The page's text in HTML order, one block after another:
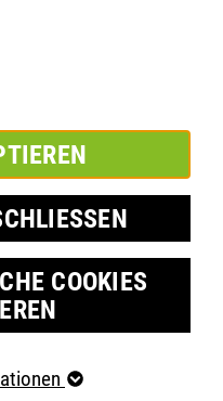
COOKIES